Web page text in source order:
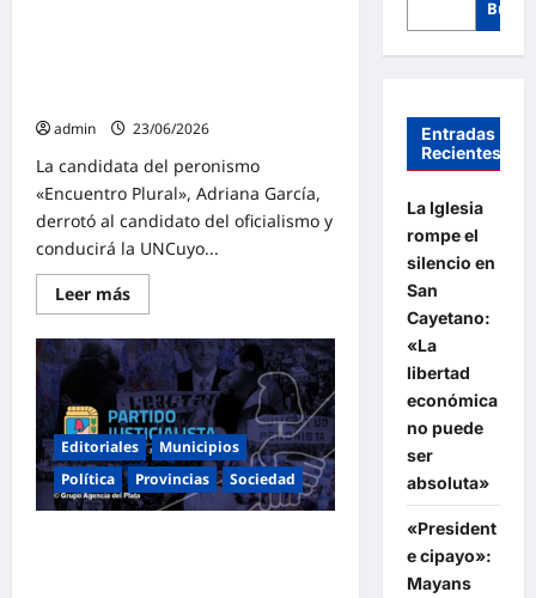
admin
23/06/2026
La candidata del peronismo
«Encuentro Plural», Adriana García,
derrotó al candidato del oficialismo y
conducirá la UNCuyo...
Leer másLee
más
El
peronismo
se
impuso
en
la
UNCUyo
con
un
resonante
triunfo
Editoriales
Municipios
Política
Provincias Sociedad
Entradas
Recientes
La Iglesia
rompe el
silencio en
San
Cayetano:
«La
libertad
económica
no puede
ser
absoluta»
«President
e cipayo»:
Mayans